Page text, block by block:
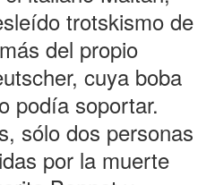
trotskismo de
del propio
cuya boba
podía soportar.
sólo dos personas
por la muerte